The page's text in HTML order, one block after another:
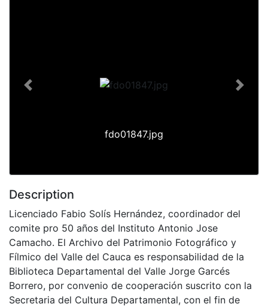
fdo01847.jpg
Previous Next
Description
Licenciado Fabio Solís Hernández, coordinador del
comite pro 50 años del Instituto Antonio Jose
Camacho. El Archivo del Patrimonio Fotográfico y
Fílmico del Valle del Cauca es responsabilidad de la
Biblioteca Departamental del Valle Jorge Garcés
Borrero, por convenio de cooperación suscrito con la
Secretaria del Cultura Departamental, con el fin de